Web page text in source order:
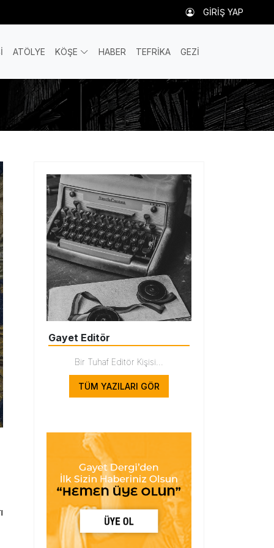
GİRİŞ YAP
ATÖLYE KÖŞE HABER TEFRİKA GEZİ
Gayet Editör
Bir Tuhaf Editör Kişisi...
TÜM YAZILARI GÖR